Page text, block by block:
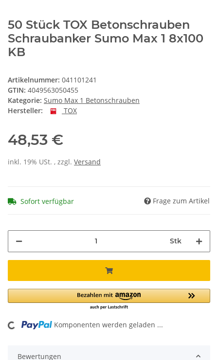
50 Stück TOX Betonschrauben
Schraubanker Sumo Max 1 8x100
KB
Artikelnummer: 041101241
GTIN: 4049563050455
Kategorie: Sumo Max 1 Betonschrauben
Hersteller:
TOX
48,53 €
inkl. 19% USt. , zzgl. Versand
Sofort verfügbar Frage zum Artikel
Stk
Loading... Komponenten werden geladen ...
Bewertungen